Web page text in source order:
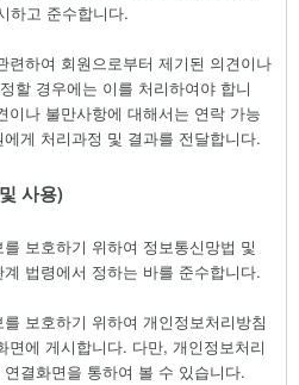
하고 준수합니다.
련하여 회원으로부터 제기된 의견이나
할 경우에는 이를 처리하여야 합니
이나 불만사항에 대해서는 연락 가능
게 처리과정 및 결과를 전달합니다.
사용)
보호하기 위하여 정보통신망법 및
법령에서 정하는 바를 준수합니다.
보호하기 위하여 개인정보처리방침
면에 게시합니다. 다만, 개인정보처리
결화면을 통하여 볼 수 있습니다.